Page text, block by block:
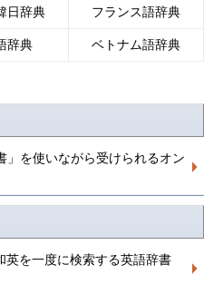
日辞典 フランス語辞典
辞典 ベトナム語辞典
を使いながら受けられるオン
を一度に検索する英語辞書